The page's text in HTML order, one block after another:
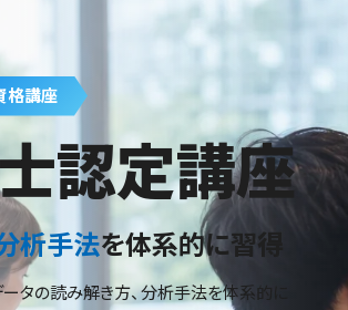
格講座
認定講座
析手法を体系的に習得
タの読み解き方、分析手法を体系的に